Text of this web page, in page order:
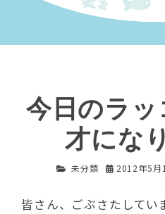
今日のラ
才にな
未分類 2012年5月
皆さん、ごぶさたしてい